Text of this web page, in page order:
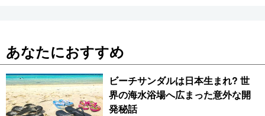
あなたにおすすめ
ビーチサンダルは日本生まれ? 世
界の海水浴場へ広まった意外な開
発秘話